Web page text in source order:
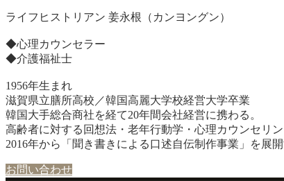
ライフヒストリアン 姜永根（カンヨングン）
◆心理カウンセラー
◆介護福祉士
1956年生まれ
滋賀県立膳所高校／韓国高麗大学校経営大学卒業
韓国大手総合商社を経て20年間会社経営に携わる。
高齢者に対する回想法・老年行動学・心理カウンセリ
2016年から「聞き書きによる口述自伝制作事業」を展開
お問い合わせ